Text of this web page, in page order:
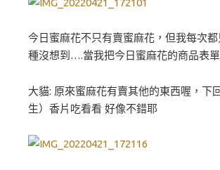
今日蜜麻花不只有賣蜜麻花，但我每次
種沒想到….當我把今日蜜麻花的商品表
大貓: 原來蜜麻花有賣其他的東西喔，下
生）香片吃看看 好像不錯耶